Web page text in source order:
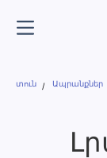
տուն Ապրանքներ